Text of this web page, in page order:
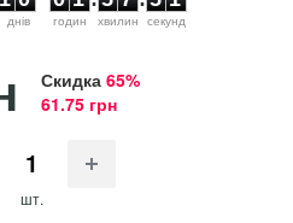
днiв годин хвилин секунд
Скидка 65%
61.75 грн
шт.